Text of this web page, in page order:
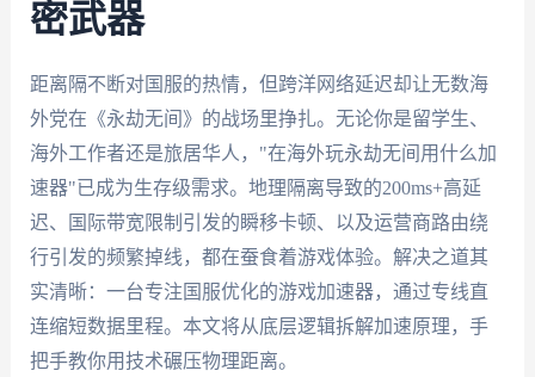
密武器
距离隔不断对国服的热情，但跨洋网络延迟却让无数海
外党在《永劫无间》的战场里挣扎。无论你是留学生、
海外工作者还是旅居华人，"在海外玩永劫无间用什么加
速器"已成为生存级需求。地理隔离导致的200ms+高延
迟、国际带宽限制引发的瞬移卡顿、以及运营商路由绕
行引发的频繁掉线，都在蚕食着游戏体验。解决之道其
实清晰：一台专注国服优化的游戏加速器，通过专线直
连缩短数据里程。本文将从底层逻辑拆解加速原理，手
把手教你用技术碾压物理距离。